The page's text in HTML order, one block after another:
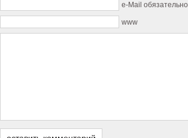
e-Mail обязательно
www